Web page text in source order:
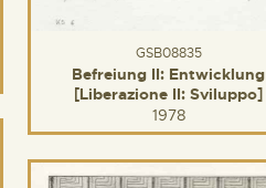
GSB08835
Befreiung II: Entwicklung
[Liberazione II: Sviluppo]
1978